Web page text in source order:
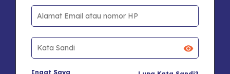
Ingat Saya